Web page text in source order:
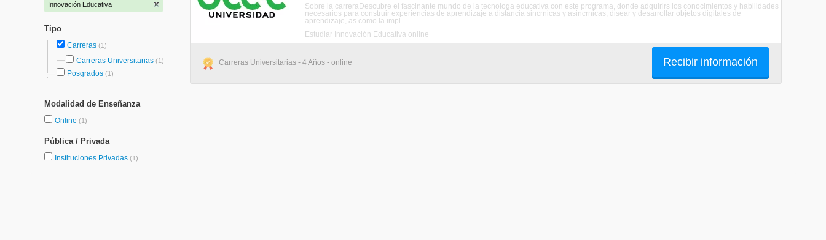
Innovación Educativa
Tipo
Carreras (1)
Carreras Universitarias (1)
Posgrados (1)
Modalidad de Enseñanza
Online (1)
Pública / Privada
Instituciones Privadas (1)
Sobre la carreraDescubre el fascinante mundo de la tecnologa educativa con este programa, donde adquirirs los conocimientos y habilidades
necesarios para construir experiencias de aprendizaje a distancia sincrnicas y asincrnicas, disear y desarrollar objetos digitales de
aprendizaje, as como la impl ...
Estudiar Innovación Educativa online
Carreras Universitarias - 4 Años - online Recibir información